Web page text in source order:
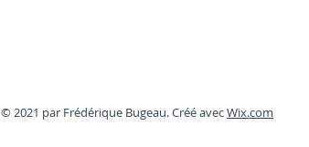
© 2021 par Frédérique Bugeau. Créé avecWix.com